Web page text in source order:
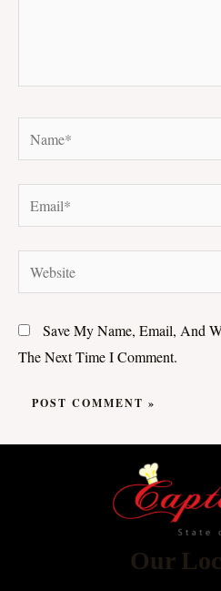
Name*
Email*
Website
Save My Name, Email, And
The Next Time I Comment.
Our